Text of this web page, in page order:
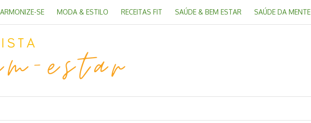
SE MODA & ESTILO RECEITAS FIT SAÚDE & BEM ESTAR SAÚDE DA MENTE